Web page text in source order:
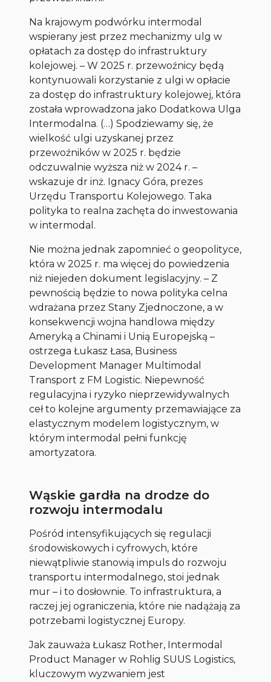
Na krajowym podwórku intermodal
wspierany jest przez mechanizmy ulg w
opłatach za dostęp do infrastruktury
kolejowej. – W 2025 r. przewoźnicy będą
kontynuowali korzystanie z ulgi w opłacie
za dostęp do infrastruktury kolejowej, która
została wprowadzona jako Dodatkowa Ulga
Intermodalna. (…) Spodziewamy się, że
wielkość ulgi uzyskanej przez
przewoźników w 2025 r. będzie
odczuwalnie wyższa niż w 2024 r. –
wskazuje dr inż. Ignacy Góra, prezes
Urzędu Transportu Kolejowego. Taka
polityka to realna zachęta do inwestowania
w intermodal.
Nie można jednak zapomnieć o geopolityce,
która w 2025 r. ma więcej do powiedzenia
niż niejeden dokument legislacyjny. – Z
pewnością będzie to nowa polityka celna
wdrażana przez Stany Zjednoczone, a w
konsekwencji wojna handlowa między
Ameryką a Chinami i Unią Europejską –
ostrzega Łukasz Łasa, Business
Development Manager Multimodal
Transport z FM Logistic. Niepewność
regulacyjna i ryzyko nieprzewidywalnych
ceł to kolejne argumenty przemawiające za
elastycznym modelem logistycznym, w
którym intermodal pełni funkcję
amortyzatora.
Wąskie gardła na drodze do
rozwoju intermodalu
Pośród intensyfikujących się regulacji
środowiskowych i cyfrowych, które
niewątpliwie stanowią impuls do rozwoju
transportu intermodalnego, stoi jednak
mur – i to dosłownie. To infrastruktura, a
raczej jej ograniczenia, które nie nadążają za
potrzebami logistycznej Europy.
Jak zauważa Łukasz Rother, Intermodal
Product Manager w Rohlig SUUS Logistics,
kluczowym wyzwaniem jest